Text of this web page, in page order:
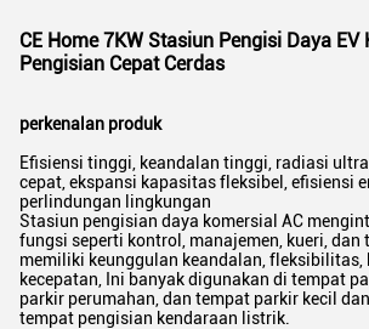
CE Home 7KW Stasiun Pengisi Daya EV
Pengisian Cepat Cerdas
perkenalan produk
Efisiensi tinggi, keandalan tinggi, radiasi
cepat, ekspansi kapasitas fleksibel, efisiensi
perlindungan lingkungan
Stasiun pengisian daya komersial AC
fungsi seperti kontrol, manajemen, kueri, dan
memiliki keunggulan keandalan, fleksibilitas,
kecepatan, Ini banyak digunakan di tempat
parkir perumahan, dan tempat parkir kecil
tempat pengisian kendaraan listrik.